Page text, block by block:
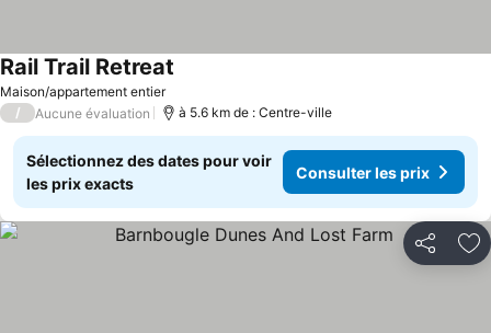
Maison/appartement entier
Rail Trail Retreat
/ Aucune évaluation à 5.6 km de : Centre-ville
Sélectionnez des dates pour voir
les prix exacts
Consulter les prix
Partager